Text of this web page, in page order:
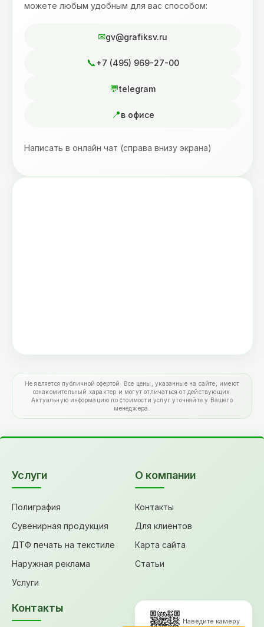
можете любым удобным для вас способом:
gv@grafiksv.ru
+7 (495) 969-27-00
telegram
в офисе
Написать в онлайн чат (справа внизу экрана)
Не является публичной офертой. Все цены, указанные на сайте, имеют
ознакомительный характер и могут отличаться от действующих.
Актуальную информацию по стоимости услуг уточняйте у Вашего
менеджера.
Услуги
Полиграфия
Сувенирная продукция
ДТФ печать на текстиле
Наружная реклама
Услуги
О компании
Контакты
Для клиентов
Карта сайта
Статьи
Контакты
Наведите камеру